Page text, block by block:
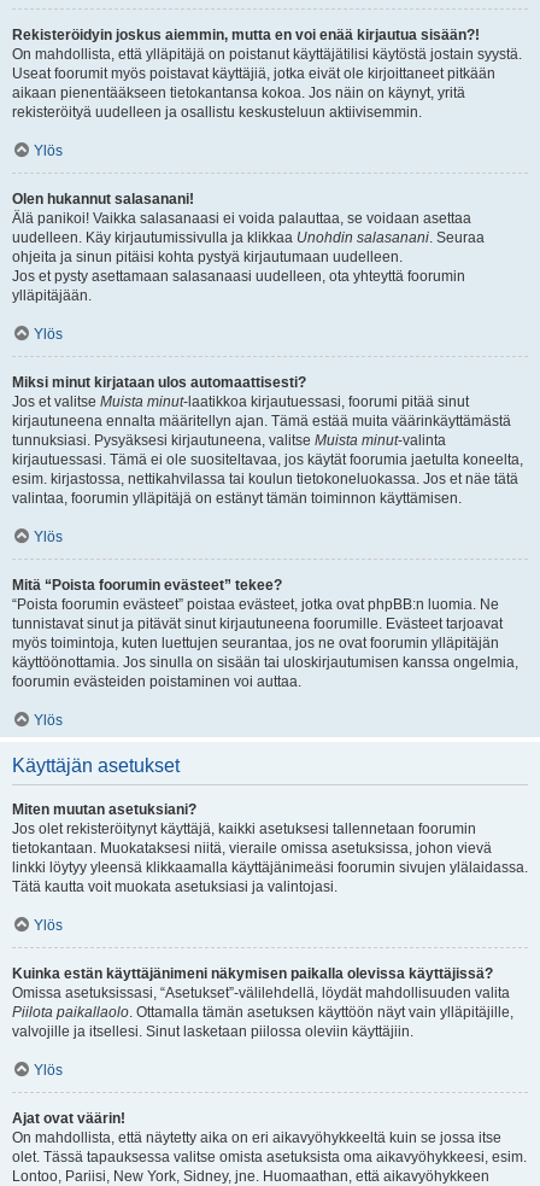
Rekisteröidyin joskus aiemmin, mutta en voi enää kirjautua sisään?!
On mahdollista, että ylläpitäjä on poistanut käyttäjätilisi käytöstä jostain syystä.
Useat foorumit myös poistavat käyttäjiä, jotka eivät ole kirjoittaneet pitkään
aikaan pienentääkseen tietokantansa kokoa. Jos näin on käynyt, yritä
rekisteröityä uudelleen ja osallistu keskusteluun aktiivisemmin.
Ylös
Olen hukannut salasanani!
Älä panikoi! Vaikka salasanaasi ei voida palauttaa, se voidaan asettaa
uudelleen. Käy kirjautumissivulla ja klikkaa Unohdin salasanani. Seuraa
ohjeita ja sinun pitäisi kohta pystyä kirjautumaan uudelleen.
Jos et pysty asettamaan salasanaasi uudelleen, ota yhteyttä foorumin
ylläpitäjään.
Ylös
Miksi minut kirjataan ulos automaattisesti?
Jos et valitse Muista minut-laatikkoa kirjautuessasi, foorumi pitää sinut
kirjautuneena ennalta määritellyn ajan. Tämä estää muita väärinkäyttämästä
tunnuksiasi. Pysyäksesi kirjautuneena, valitse Muista minut-valinta
kirjautuessasi. Tämä ei ole suositeltavaa, jos käytät foorumia jaetulta koneelta,
esim. kirjastossa, nettikahvilassa tai koulun tietokoneluokassa. Jos et näe tätä
valintaa, foorumin ylläpitäjä on estänyt tämän toiminnon käyttämisen.
Ylös
Mitä “Poista foorumin evästeet” tekee?
“Poista foorumin evästeet” poistaa evästeet, jotka ovat phpBB:n luomia. Ne
tunnistavat sinut ja pitävät sinut kirjautuneena foorumille. Evästeet tarjoavat
myös toimintoja, kuten luettujen seurantaa, jos ne ovat foorumin ylläpitäjän
käyttöönottamia. Jos sinulla on sisään tai uloskirjautumisen kanssa ongelmia,
foorumin evästeiden poistaminen voi auttaa.
Ylös
Käyttäjän asetukset
Miten muutan asetuksiani?
Jos olet rekisteröitynyt käyttäjä, kaikki asetuksesi tallennetaan foorumin
tietokantaan. Muokataksesi niitä, vieraile omissa asetuksissa, johon vievä
linkki löytyy yleensä klikkaamalla käyttäjänimeäsi foorumin sivujen ylälaidassa.
Tätä kautta voit muokata asetuksiasi ja valintojasi.
Ylös
Kuinka estän käyttäjänimeni näkymisen paikalla olevissa käyttäjissä?
Omissa asetuksissasi, “Asetukset”-välilehdellä, löydät mahdollisuuden valita
Piilota paikallaolo. Ottamalla tämän asetuksen käyttöön näyt vain ylläpitäjille,
valvojille ja itsellesi. Sinut lasketaan piilossa oleviin käyttäjiin.
Ylös
Ajat ovat väärin!
On mahdollista, että näytetty aika on eri aikavyöhykkeeltä kuin se jossa itse
olet. Tässä tapauksessa valitse omista asetuksista oma aikavyöhykkeesi, esim.
Lontoo, Pariisi, New York, Sidney, jne. Huomaathan, että aikavyöhykkeen